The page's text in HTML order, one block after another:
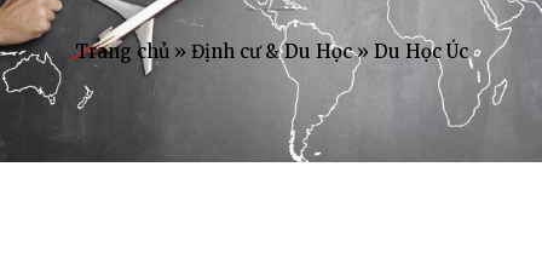
Trang chủ» Định cư & Du Học» Du Học Úc